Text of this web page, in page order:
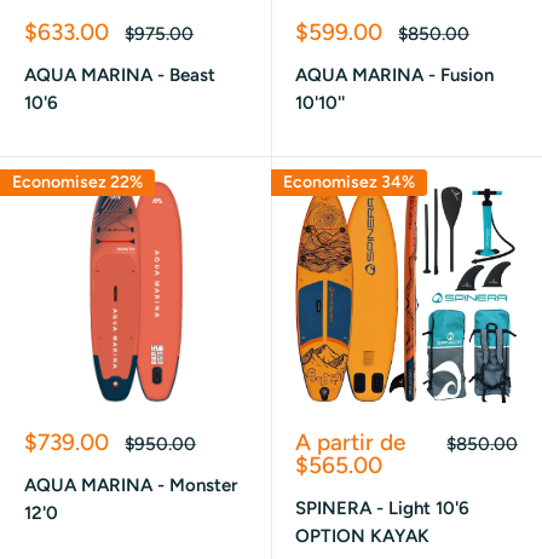
Prix
$633.00
Prix
$975.00
AQUA MARINA - Beast
10'6
Prix
$599.00
Prix
$850.00
AQUA MARINA - Fusion
10'10''
Economisez 22%
Prix
$739.00
Prix
$950.00
AQUA MARINA - Monster
12'0
Economisez 34%
Prix
réduit
A partir de
$565.00
Prix
$850.00
SPINERA - Light 10'6
OPTION KAYAK